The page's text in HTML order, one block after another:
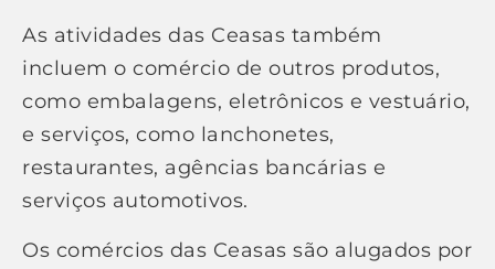
As atividades das Ceasas também
incluem o comércio de outros produtos,
como embalagens, eletrônicos e vestuário,
e serviços, como lanchonetes,
restaurantes, agências bancárias e
serviços automotivos.
Os comércios das Ceasas são alugados por